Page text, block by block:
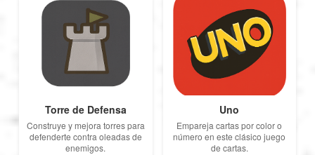
Torre de Defensa
Construye y mejora torres para
defenderte contra oleadas de
enemigos.
Uno
Empareja cartas por color o
número en este clásico juego
de cartas.